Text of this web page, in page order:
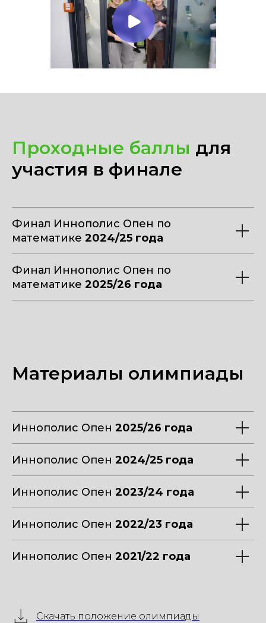
Проходные баллы для
участия в финале
Финал Иннополис Опен по
математике 2024/25 года
Финал Иннополис Опен по
математике 2025/26 года
Материалы олимпиады
Иннополис Опен 2025/26 года
Иннополис Опен 2024/25 года
Иннополис Опен 2023/24 года
Иннополис Опен 2022/23 года
Иннополис Опен 2021/22 года
Скачать положение олимпиады